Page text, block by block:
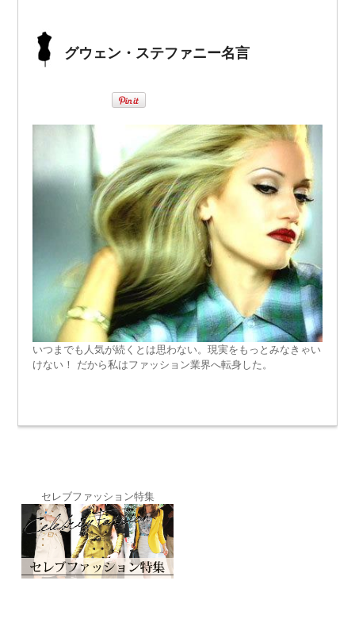
グウェン・ステファニー名言
いつまでも人気が続くとは思わない。現実をもっとみなきゃい
けない！ だから私はファッション業界へ転身した。
セレブファッション特集